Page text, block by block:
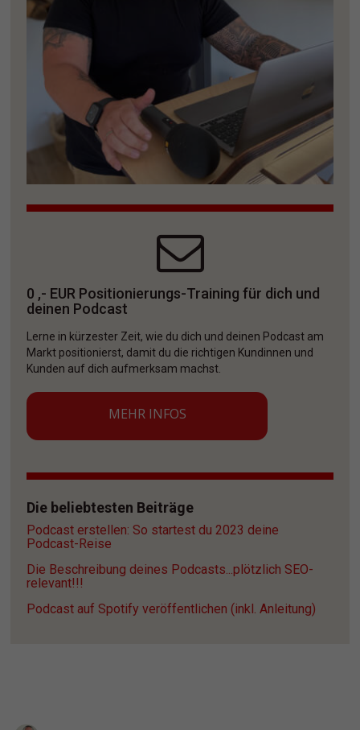
0 ,- EUR Positionierungs-Training für dich und
deinen Podcast
Lerne in kürzester Zeit, wie du dich und deinen Podcast am
Markt positionierst, damit du die richtigen Kundinnen und
Kunden auf dich aufmerksam machst.
MEHR INFOS
Die beliebtesten Beiträge
Podcast erstellen: So startest du 2023 deine
Podcast-Reise
Die Beschreibung deines Podcasts...plötzlich SEO-
relevant!!!
Podcast auf Spotify veröffentlichen (inkl. Anleitung)